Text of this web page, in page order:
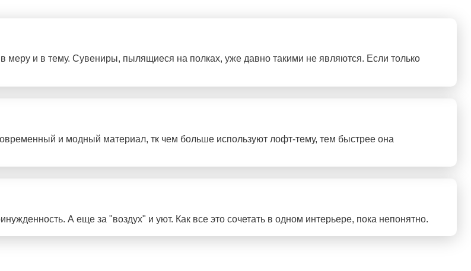
меру и в тему. Сувениры, пылящиеся на полках, уже давно такими не являются. Если только
и модный материал, тк чем больше используют лофт-тему, тем быстрее она
А еще за "воздух" и уют. Как все это сочетать в одном интерьере, пока непонятно.